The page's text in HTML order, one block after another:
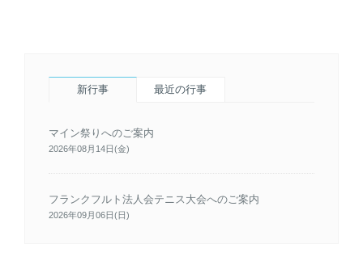
新行事 最近の行事
マイン祭りへのご案内
2026年08月14日(金)
フランクフルト法人会テニス大会へのご案内
2026年09月06日(日)